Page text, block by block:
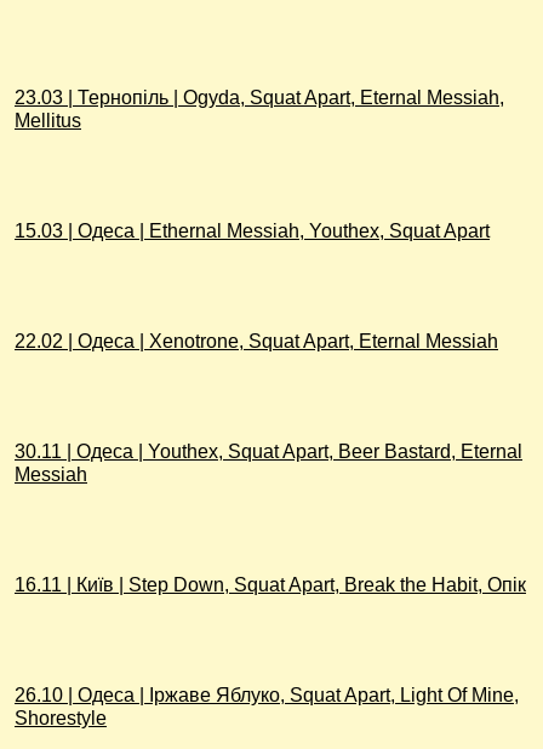
23.03 | Тернопіль | Ogyda, Squat Apart, Eternal Messiah,
Mellitus
15.03 | Одеса | Ethernal Messiah, Youthex, Squat Apart
22.02 | Одеса | Xenotrone, Squat Apart, Eternal Messiah
30.11 | Одеса | Youthex, Squat Apart, Beer Bastard, Eternal
Messiah
16.11 | Київ | Step Down, Squat Apart, Break the Habit, Опік
26.10 | Одеса | Іржаве Яблуко, Squat Apart, Light Of Mine,
Shorestyle